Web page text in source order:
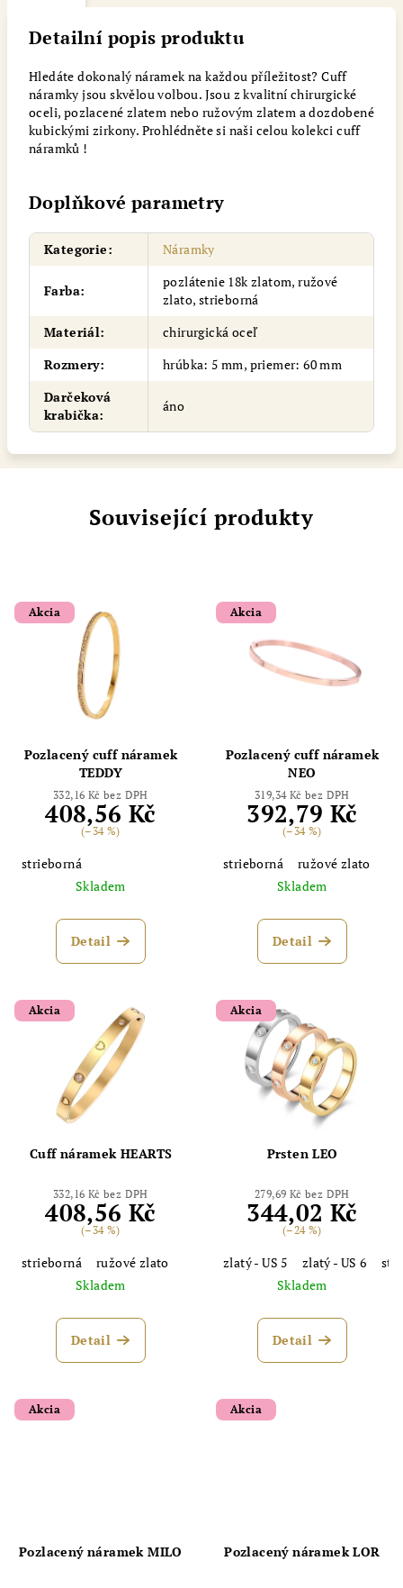
Detailní popis produktu
Hledáte dokonalý náramek na každou příležitost? Cuff
náramky jsou skvělou volbou. Jsou z kvalitní chirurgické
oceli, pozlacené zlatem nebo ružovým zlatem a dozdobené
kubickými zirkony. Prohlédněte si naši celou kolekci cuff
náramků !
Doplňkové parametry
Kategorie: Náramky
Farba:
pozlátenie 18k zlatom, ružové
zlato, strieborná
Materiál:
chirurgická oceľ
Rozmery:
hrúbka: 5 mm, priemer: 60 mm
Darčeková
krabička:
áno
Související produkty
Akcia
Pozlacený cuff náramek
TEDDY
332,16 Kč bez DPH
408,56 Kč
(–34 %)
strieborná
Skladem
Detail
Akcia
Pozlacený cuff náramek
NEO
319,34 Kč bez DPH
392,79 Kč
(–34 %)
strieborná
ružové zlato
Skladem
Detail
Akcia
Cuff náramek HEARTS
332,16 Kč bez DPH
408,56 Kč
(–34 %)
strieborná
ružové zlato
Skladem
Detail
Akcia
Prsten LEO
279,69 Kč bez DPH
344,02 Kč
(–24 %)
zlatý - US 5 zlatý - US 6
Skladem
Detail
Akcia
Pozlacený náramek MILO
Akcia
Pozlacený náramek LOR